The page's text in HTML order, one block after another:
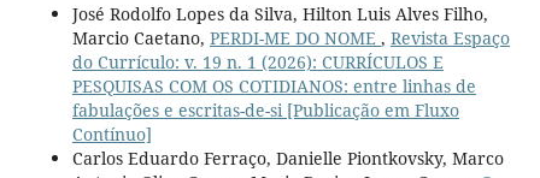
José Rodolfo Lopes da Silva, Hilton Luis Alves Filho,
Marcio Caetano, PERDI-ME DO NOME , Revista Espaço
do Currículo: v. 19 n. 1 (2026): CURRÍCULOS E
PESQUISAS COM OS COTIDIANOS: entre linhas de
fabulações e escritas-de-si [Publicação em Fluxo
Contínuo]
Carlos Eduardo Ferraço, Danielle Piontkovsky, Marco